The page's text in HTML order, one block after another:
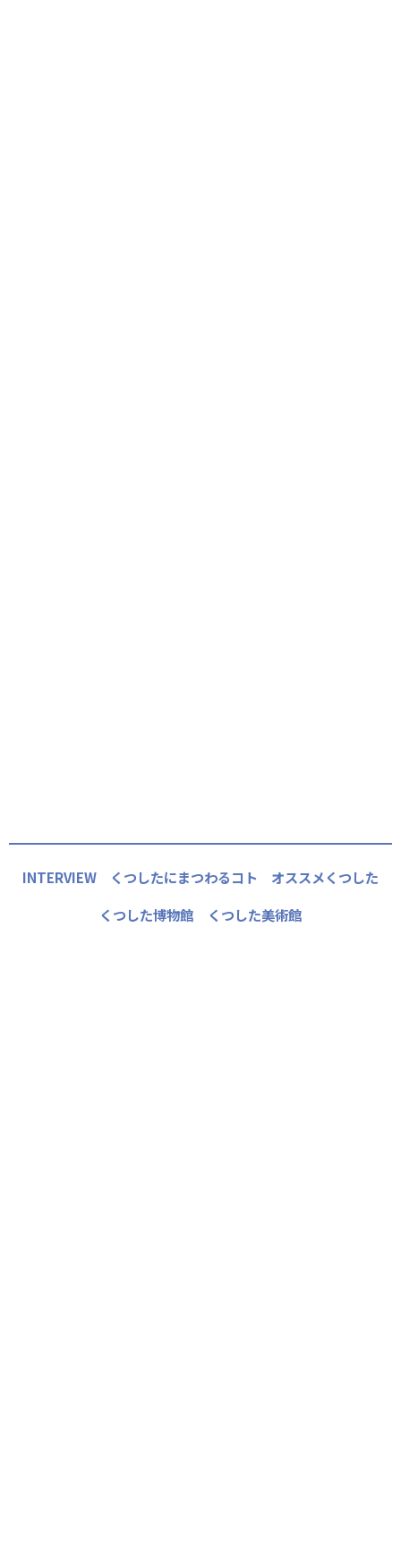
INTERVIEW くつしたにまつわるコト
オススメくつした
くつした博物館
くつした美術館